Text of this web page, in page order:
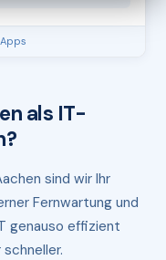
als IT-
sind wir Ihr
Fernwartung und
genauso effizient